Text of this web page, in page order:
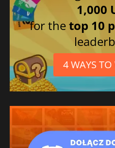
1,000
for thetop 10
4 WAYS